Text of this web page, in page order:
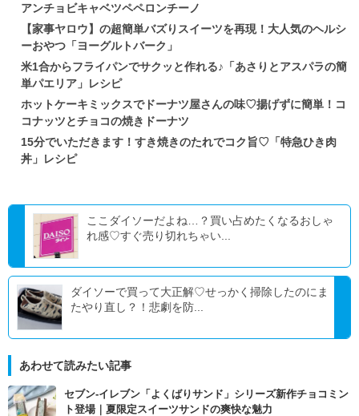
アンチョビキャベツペペロンチーノ
【家事ヤロウ】の超簡単バズりスイーツを再現！大人気のヘルシ
ーおやつ「ヨーグルトバーク」
米1合からフライパンでサクッと作れる♪「あさりとアスパラの簡
単パエリア」レシピ
ホットケーキミックスでドーナツ屋さんの味♡揚げずに簡単！コ
コナッツとチョコの焼きドーナツ
15分でいただきます！すき焼きのたれでコク旨♡「特急ひき肉
丼」レシピ
ここダイソーだよね…？買い占めたくなるおしゃ
れ感♡すぐ売り切れちゃい...
ダイソーで買って大正解♡せっかく掃除したのにま
たやり直し？！悲劇を防...
あわせて読みたい記事
セブン‐イレブン「よくばりサンド」シリーズ新作チョコミン
ト登場｜夏限定スイーツサンドの爽快な魅力